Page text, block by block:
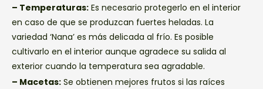
– Temperaturas: Es necesario protegerlo en el interior
en caso de que se produzcan fuertes heladas. La
variedad ‘Nana’ es más delicada al frío. Es posible
cultivarlo en el interior aunque agradece su salida al
exterior cuando la temperatura sea agradable.
– Macetas: Se obtienen mejores frutos si las raíces